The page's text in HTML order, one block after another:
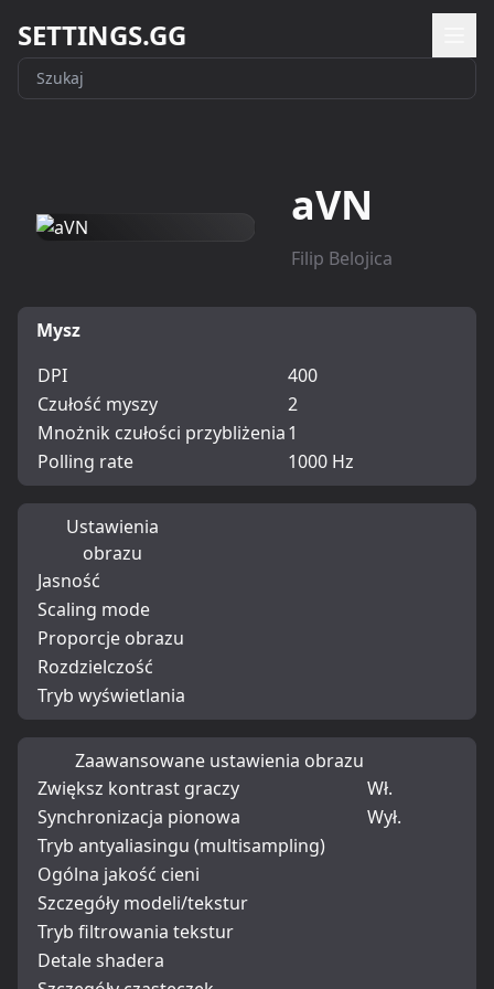
SETTINGS.GG
aVN
Filip Belojica
Mysz
DPI
400
Czułość myszy
2
Mnożnik czułości przybliżenia1
Polling rate
1000 Hz
Ustawienia
obrazu
Jasność
Scaling mode
Proporcje obrazu
Rozdzielczość
Tryb wyświetlania
Zaawansowane ustawienia obrazu
Zwiększ kontrast graczy
Wł.
Synchronizacja pionowa
Wył.
Tryb antyaliasingu (multisampling)
Ogólna jakość cieni
Szczegóły modeli/tekstur
Tryb filtrowania tekstur
Detale shadera